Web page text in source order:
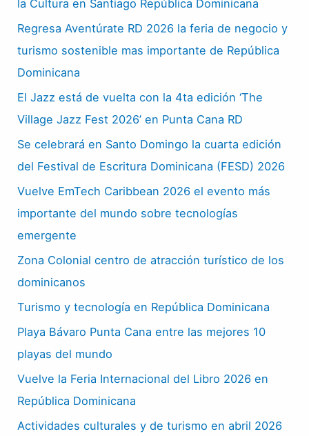
la Cultura en Santiago República Dominicana
Regresa Aventúrate RD 2026 la feria de negocio y
turismo sostenible mas importante de República
Dominicana
El Jazz está de vuelta con la 4ta edición ‘The
Village Jazz Fest 2026’ en Punta Cana RD
Se celebrará en Santo Domingo la cuarta edición
del Festival de Escritura Dominicana (FESD) 2026
Vuelve EmTech Caribbean 2026 el evento más
importante del mundo sobre tecnologías
emergente
Zona Colonial centro de atracción turístico de los
dominicanos
Turismo y tecnología en República Dominicana
Playa Bávaro Punta Cana entre las mejores 10
playas del mundo
Vuelve la Feria Internacional del Libro 2026 en
República Dominicana
Actividades culturales y de turismo en abril 2026